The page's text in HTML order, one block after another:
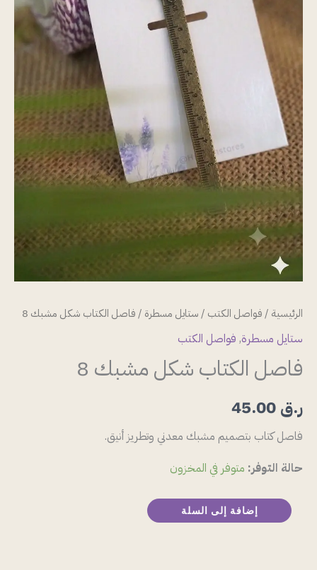
الرئيسية /فواصل الكتب /ستايل مسطرة / فاصل الكتاب شكل مشبك 8
ستايل مسطرة, فواصل الكتب
فاصل الكتاب شكل مشبك 8
ر.ق
فاصل كتاب بتصميم مشبك معدني وتطريز أنيق.
حالة التوفر: متوفر في المخزون
إضافة إلى السلة